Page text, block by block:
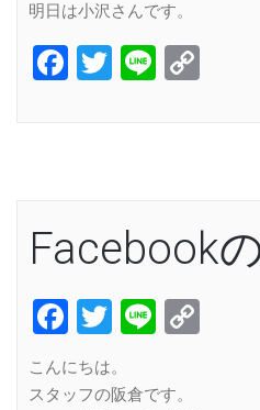
明日は小沢さんです。
Facebook
Twitter
Line
Facebook
Facebook
Twitter
Line
こんにちは。
スタッフの阪倉です。